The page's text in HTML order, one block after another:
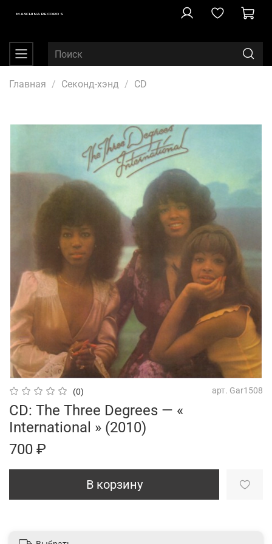
MASCHINA RECORDS
Главная Секонд-хэнд CD
(0) арт. Gar1508
CD: The Three Degrees — «
International » (2010)
700 ₽
В корзину